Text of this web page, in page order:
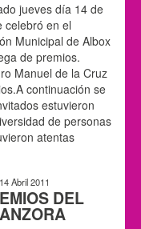
jueves día 14 de
celebró en el
Municipal de Albox
de premios.
Manuel de la Cruz
continuación se
estuvieron
de personas
atentas
Abril 2011
DEL